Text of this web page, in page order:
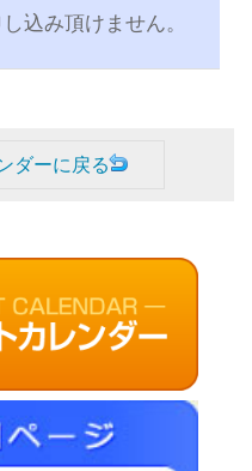
込み頂けません。
ダーに戻る